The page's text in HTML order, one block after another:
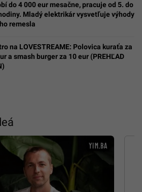
do 4 000 eur mesačne, pracuje od 5. do
Mladý elektrikár vysvetľuje výhody
remesla
na LOVESTREAME: Polovica kuraťa za
a smash burger za 10 eur (PREHĽAD